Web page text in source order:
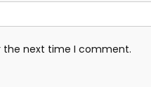
the next time I comment.